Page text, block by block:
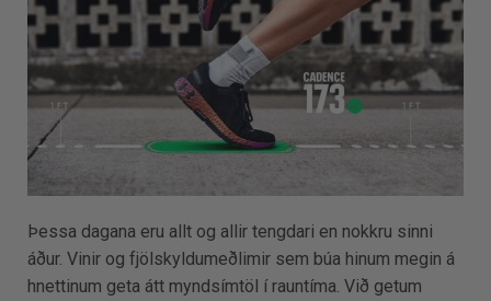
Þessa dagana eru allt og allir tengdari en nokkru sinni
áður. Vinir og fjölskyldumeðlimir sem búa hinum megin á
hnettinum geta átt myndsímtöl í rauntíma. Við getum